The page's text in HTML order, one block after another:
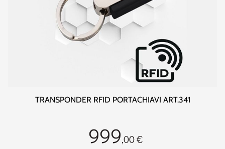
TRANSPONDER RFID PORTACHIAVI ART.341
999,00 €